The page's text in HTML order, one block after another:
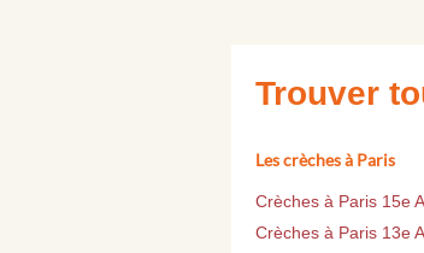
Trouver
Les crèches à Paris
Crèches à Paris 15e
Crèches à Paris 13e